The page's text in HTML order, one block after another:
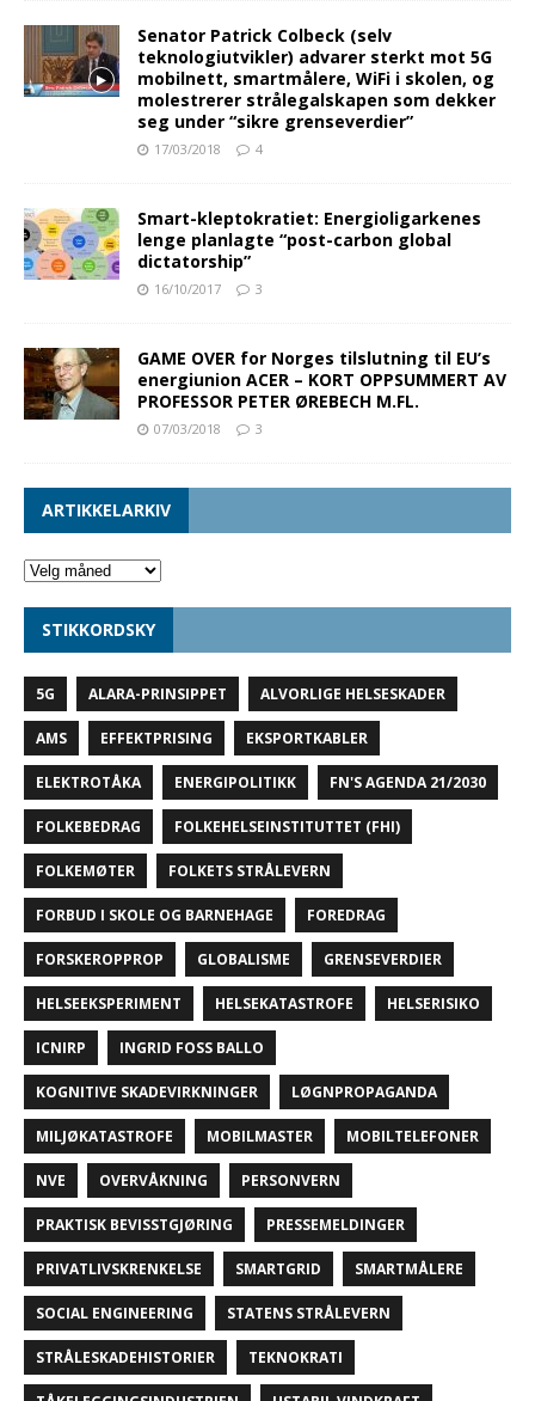
Senator Patrick Colbeck (selv
teknologiutvikler) advarer sterkt mot 5G
mobilnett, smartmålere, WiFi i skolen, og
molestrerer strålegalskapen som dekker
seg under “sikre grenseverdier”
17/03/2018 4
Smart-kleptokratiet: Energioligarkenes
lenge planlagte “post-carbon global
dictatorship”
16/10/2017 3
GAME OVER for Norges tilslutning til EU’s
energiunion ACER – KORT OPPSUMMERT AV
PROFESSOR PETER ØREBECH M.FL.
07/03/2018 3
ARTIKKELARKIV
STIKKORDSKY
5G ALARA-PRINSIPPET ALVORLIGE HELSESKADER
AMS EFFEKTPRISING EKSPORTKABLER
ELEKTROTÅKA ENERGIPOLITIKK FN'S AGENDA 21/2030
FOLKEBEDRAG FOLKEHELSEINSTITUTTET (FHI)
FOLKEMØTER FOLKETS STRÅLEVERN
FORBUD I SKOLE OG BARNEHAGE FOREDRAG
FORSKEROPPROP GLOBALISME GRENSEVERDIER
HELSEEKSPERIMENT HELSEKATASTROFE HELSERISIKO
ICNIRP INGRID FOSS BALLO
KOGNITIVE SKADEVIRKNINGER LØGNPROPAGANDA
MILJØKATASTROFE MOBILMASTER MOBILTELEFONER
NVE OVERVÅKNING PERSONVERN
PRAKTISK BEVISSTGJØRING PRESSEMELDINGER
PRIVATLIVSKRENKELSE SMARTGRID SMARTMÅLERE
SOCIAL ENGINEERING STATENS STRÅLEVERN
STRÅLESKADEHISTORIER TEKNOKRATI